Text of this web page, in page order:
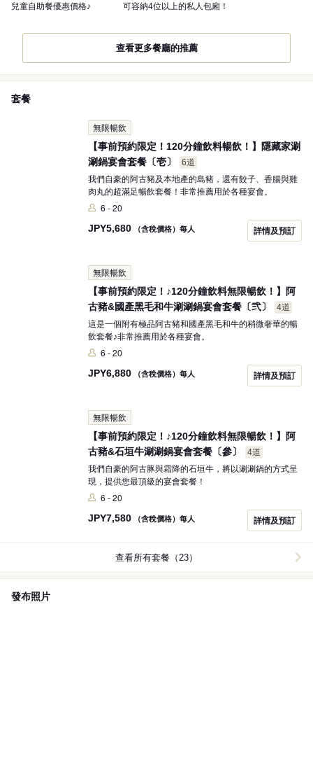
兒童自助餐優惠價格♪ 可容納4位以上的私人包廂！
查看更多餐廳的推薦
套餐
無限暢飲
【事前預約限定！120分鐘飲料暢飲！】隱藏家涮
涮鍋宴會套餐〔壱〕
6道
我們自豪的阿古豬及本地產的島豬，還有餃子、香腸與雞
肉丸的超滿足暢飲套餐！非常推薦用於各種宴會。
6 - 20
JPY5,680 （含稅價格）每人 詳情及預訂
無限暢飲
【事前預約限定！♪120分鐘飲料無限暢飲！】阿
古豬&國產黑毛和牛涮涮鍋宴會套餐〔弐〕
4道
這是一個附有極品阿古豬和國產黑毛和牛的稍微奢華的暢
飲套餐♪非常推薦用於各種宴會。
6 - 20
JPY6,880 （含稅價格）每人 詳情及預訂
無限暢飲
【事前預約限定！♪120分鐘飲料無限暢飲！】阿
古豬&石垣牛涮涮鍋宴會套餐〔參〕
4道
我們自豪的阿古豚與霜降的石垣牛，將以涮涮鍋的方式呈
現，提供您最頂級的宴會套餐！
6 - 20
JPY7,580 （含稅價格）每人 詳情及預訂
查看所有套餐（23）
發布照片